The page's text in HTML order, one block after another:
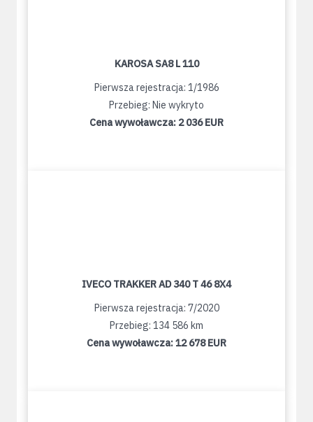
KAROSA SA8 L 110
Pierwsza rejestracja: 1/1986
Przebieg: Nie wykryto
Cena wywoławcza: 2 036 EUR
IVECO TRAKKER AD 340 T 46 8X4
Pierwsza rejestracja: 7/2020
Przebieg: 134 586 km
Cena wywoławcza:12 678 EUR